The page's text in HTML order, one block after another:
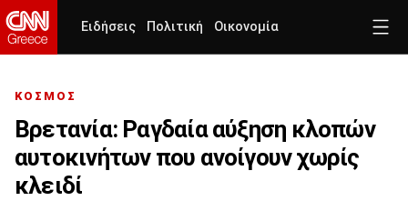
Ειδήσεις Πολιτική Οικονομία
ΚΟΣΜΟΣ
Βρετανία: Ραγδαία αύξηση κλοπών
αυτοκινήτων που ανοίγουν χωρίς
κλειδί